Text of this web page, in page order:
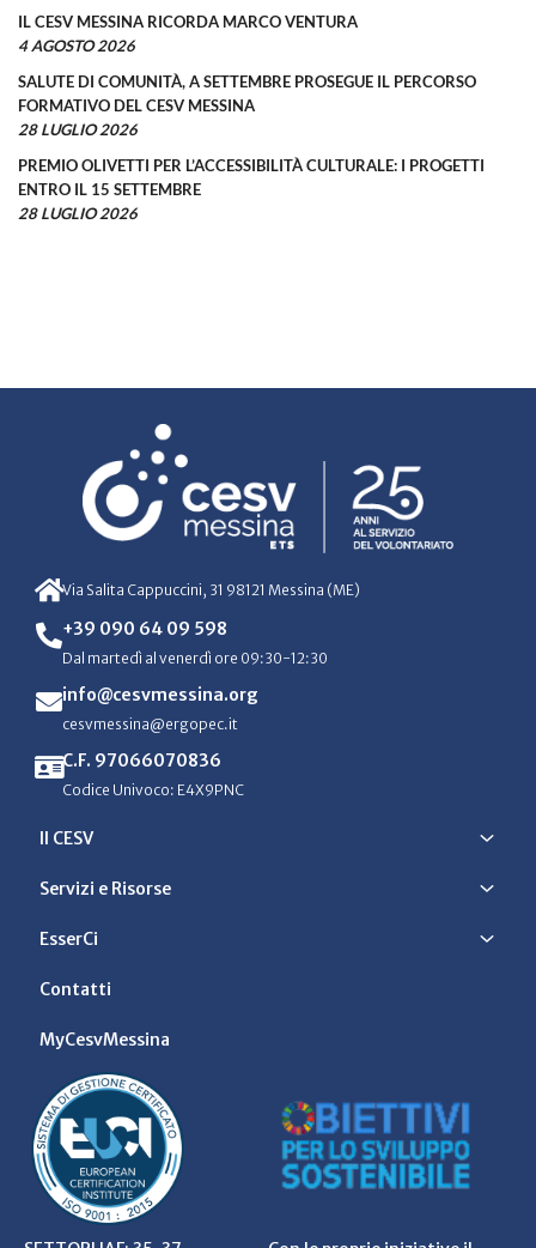
IL CESV MESSINA RICORDA MARCO VENTURA
4 AGOSTO 2026
SALUTE DI COMUNITÀ, A SETTEMBRE PROSEGUE IL PERCORSO
FORMATIVO DEL CESV MESSINA
28 LUGLIO 2026
PREMIO OLIVETTI PER L’ACCESSIBILITÀ CULTURALE: I PROGETTI
ENTRO IL 15 SETTEMBRE
28 LUGLIO 2026
Via Salita Cappuccini, 31 98121 Messina (ME)
+39 090 64 09 598
Dal martedì al venerdì ore 09:30-12:30
info@cesvmessina.org
cesvmessina@ergopec.it
C.F. 97066070836
Codice Univoco: E4X9PNC
Il CESV
Servizi e Risorse
EsserCi
Contatti
MyCesvMessina